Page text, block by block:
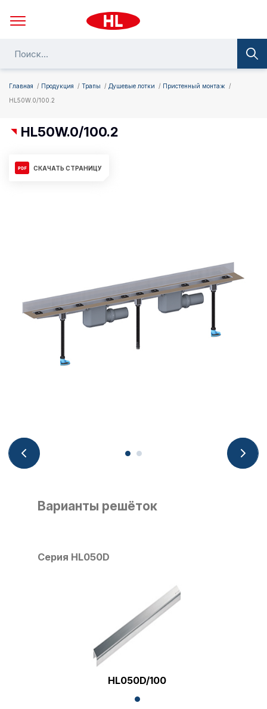
Главная Продукция Трапы Душевые лотки
Пристенный монтаж
HL50W.0/100.2
Варианты решёток
Серия HL050D
HL050D/100
HL50W.0/100.2
СКАЧАТЬ СТРАНИЦУ